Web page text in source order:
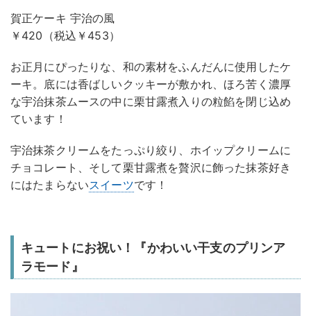
賀正ケーキ 宇治の風
￥420（税込￥453）
お正月にぴったりな、和の素材をふんだんに使用したケ
ーキ。底には香ばしいクッキーが敷かれ、ほろ苦く濃厚
な宇治抹茶ムースの中に栗甘露煮入りの粒餡を閉じ込め
ています！
宇治抹茶クリームをたっぷり絞り、ホイップクリームに
チョコレート、そして栗甘露煮を贅沢に飾った抹茶好き
にはたまらないスイーツです！
キュートにお祝い！『かわいい干支のプリンア
ラモード』